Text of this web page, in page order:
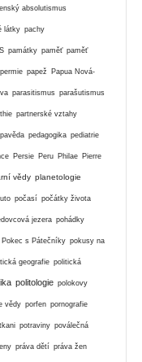
absolutismus
látky pachy
památky paměť paměť
papež Papua Nová-
parasitismus parašutismus
partnerské vztahy
pavěda pedagogika pediatrie
Persie Peru Philae Pierre
vědy planetologie
počasí počátky života
jezera pohádky
Pokec s Pátečníky pokusy na
geografie politická
politologie polokovy
vědy porfen pornografie
potraviny poválečná
práva dětí práva žen